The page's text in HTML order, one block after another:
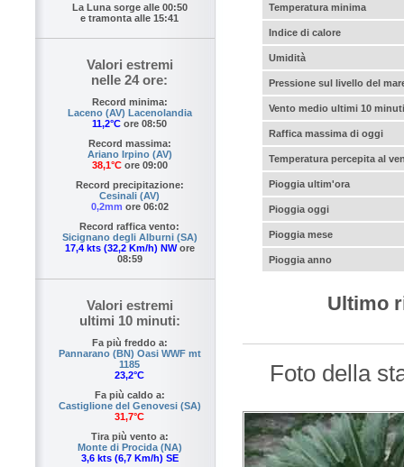
La Luna sorge alle 00:50
e tramonta alle 15:41
Valori estremi
nelle 24 ore:
Record minima:
Laceno (AV) Lacenolandia
11,2°C ore 08:50
Record massima:
Ariano Irpino (AV)
38,1°Core 09:00
Record precipitazione:
Cesinali (AV)
0,2mm ore 06:02
Record raffica vento:
Sicignano degli Alburni (SA)
17,4 kts (32,2 Km/h) NWore
08:59
Valori estremi
ultimi 10 minuti:
Fa più freddo a:
Pannarano (BN) Oasi WWF mt
1185
23,2°C
Fa più caldo a:
Castiglione del Genovesi (SA)
31,7°C
Tira più vento a:
Monte di Procida (NA)
3,6 kts (6,7 Km/h) SE
Temperatura minima
Indice di calore
Umidità
Pressione sul livello del
Vento medio ultimi 10 minuti
Raffica massima di oggi
Temperatura percepita al
Pioggia ultim'ora
Pioggia oggi
Pioggia mese
Pioggia anno
Ultimo
Foto della